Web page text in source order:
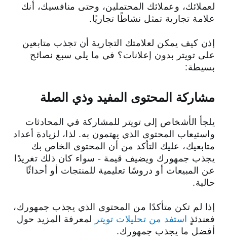
لعملائك، وعملائك المحتملين، وحتى منافسيك، أنك
علامة تجارية تمثل نشاطًا تجاريًا.
إذن كيف يمكن لعلامتك التجارية أن تجذب متابعين
على تويتر بدون إعلانات؟ في ما يلي سبع نصائح
بسيطة:
مشاركة المحتوى المفيد وذي الصلة
يلجأ الأشخاص إلى تويتر للمشاركة في المحادثات
واستيعاب المحتوى الذي يهتمون به. لذا، لزيادة أعداد
متابعيك، عليك التأكد من أن المحتوى الخاص بك
يجذب جمهورك ويضيف قيمة - سواء كان ذلك تغريدًا
عن المبيعات أو دروسًا تعليمية للمنتجات أو أحداثًا
حالية.
إذا لم تكن متأكدًا من المحتوى الذي يجذب جمهورك،
فعندئذٍ
استفد من تحليلات تويتر لمعرفة المزيد حول
أفضل ما يجذب جمهورك.